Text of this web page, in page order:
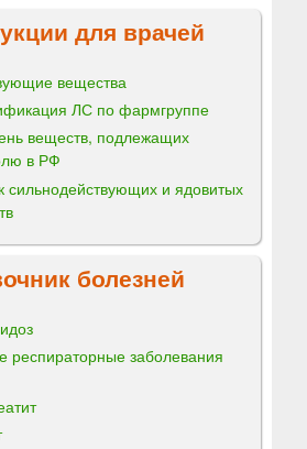
для врачей
вещества
ЛС по фармгруппе
веществ, подлежащих
в РФ
сильнодействующих и ядовитых
болезней
респираторные заболевания